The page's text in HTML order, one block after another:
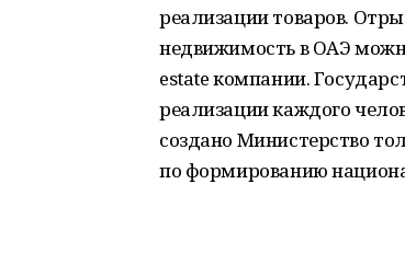
реализации товаров.
недвижимость в ОАЭ
estate компании.
реализации каждого
создано Министерство
по формированию